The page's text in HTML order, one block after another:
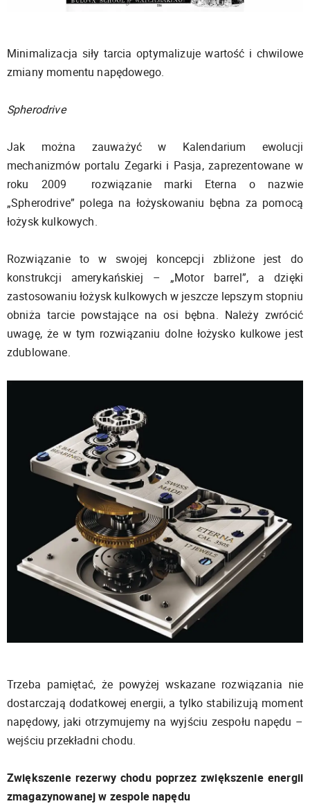
Minimalizacja siły tarcia optymalizuje wartość i chwilowe
zmiany momentu napędowego.
Spherodrive
Jak można zauważyć w Kalendarium ewolucji
mechanizmów portalu Zegarki i Pasja, zaprezentowane w
roku 2009 rozwiązanie marki Eterna o nazwie
„Spherodrive” polega na łożyskowaniu bębna za pomocą
łożysk kulkowych.
Rozwiązanie to w swojej koncepcji zbliżone jest do
konstrukcji amerykańskiej – „Motor barrel”, a dzięki
zastosowaniu łożysk kulkowych w jeszcze lepszym stopniu
obniża tarcie powstające na osi bębna. Należy zwrócić
uwagę, że w tym rozwiązaniu dolne łożysko kulkowe jest
zdublowane.
Trzeba pamiętać, że powyżej wskazane rozwiązania nie
dostarczają dodatkowej energii, a tylko stabilizują moment
napędowy, jaki otrzymujemy na wyjściu zespołu napędu –
wejściu przekładni chodu.
Zwiększenie rezerwy chodu poprzez zwiększenie energii
zmagazynowanej w zespole napędu